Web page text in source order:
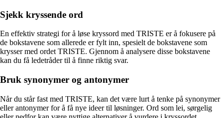
Sjekk kryssende ord
En effektiv strategi for å løse kryssord med TRISTE er å fokusere på
de bokstavene som allerede er fylt inn, spesielt de bokstavene som
krysser med ordet TRISTE. Gjennom å analysere disse bokstavene
kan du få ledetråder til å finne riktig svar.
Bruk synonymer og antonymer
Når du står fast med TRISTE, kan det være lurt å tenke på synonymer
eller antonymer for å få nye ideer til løsninger. Ord som lei, sørgelig